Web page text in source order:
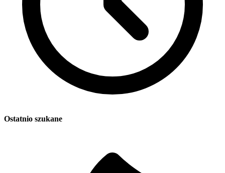
Ostatnio szukane